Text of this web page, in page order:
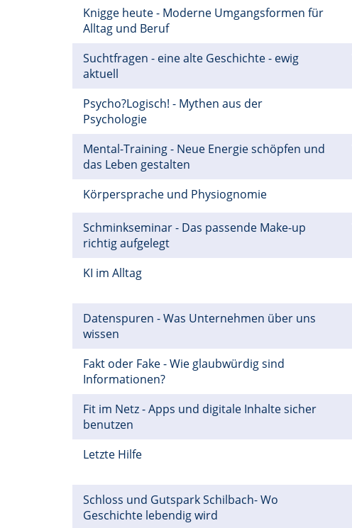
Knigge heute - Moderne Umgangsformen für
Alltag und Beruf
Suchtfragen - eine alte Geschichte - ewig
aktuell
Psycho?Logisch! - Mythen aus der
Psychologie
Mental-Training - Neue Energie schöpfen und
das Leben gestalten
Körpersprache und Physiognomie
Schminkseminar - Das passende Make-up
richtig aufgelegt
KI im Alltag
Datenspuren - Was Unternehmen über uns
wissen
Fakt oder Fake - Wie glaubwürdig sind
Informationen?
Fit im Netz - Apps und digitale Inhalte sicher
benutzen
Letzte Hilfe
Schloss und Gutspark Schilbach- Wo
Geschichte lebendig wird